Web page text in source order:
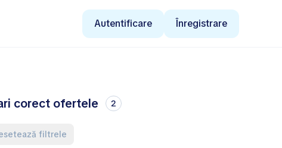
Autentificare Înregistrare
corect ofertele 2
filtrele